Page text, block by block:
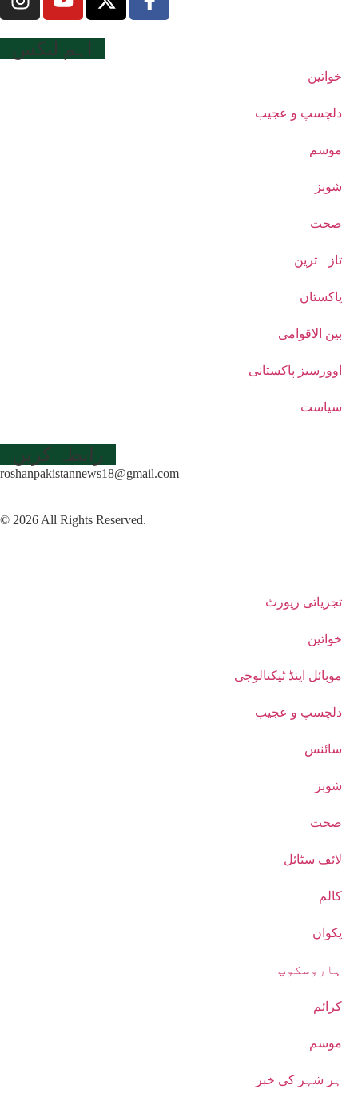
اہم لنکس
خواتین
دلچسپ و عجیب
موسم
شوبز
صحت
تازہ ترین
پاکستان
بین الاقوامی
اوورسیز پاکستانی
سیاست
رابطہ کریں
roshanpakistannews18@gmail.com
© 2026 All Rights Reserved.
تجزیاتی رپورٹ
خواتین
موبائل اینڈ ٹیکنالوجی
دلچسپ و عجیب
سائنس
شوبز
صحت
لائف سٹائل
کالم
پکوان
ہاروسکوپ
کرائم
موسم
ہر شہر کی خبر